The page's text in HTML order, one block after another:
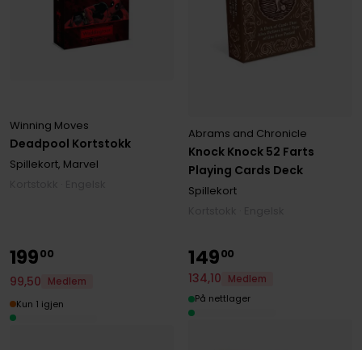
Deadpool Kortstokk
Winning Moves
Spillekort, Marvel
Knock Knock 52 Farts
Playing Cards Deck
Abrams and Chronicle
Spillekort
19900
99,50
Medlem
Kun 1 igjen
14900
134,10
Medlem
På nettlager